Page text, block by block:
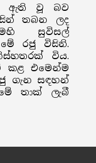
ඇති වූ බව
තබන ලද
සුවිසල්
රජු විසිනි.
විය.
කළ එමෙන්ම
ගැන සඳහන්
තාක් ලැබී